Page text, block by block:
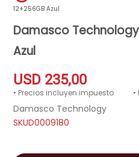
12+256GB Azul
Damasco
Azul
USD 235,00
• Precios incluyen impuesto
Damasco Technology
D0009180
1. aire acondicionado
2. nevera
3.
4 lavadora
5. ventilador
6 . licuadora